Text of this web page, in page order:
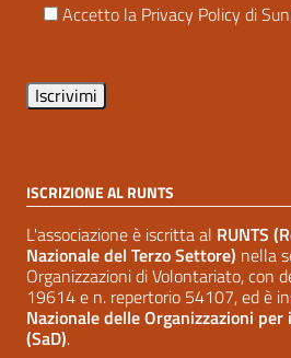
Accetto la Privacy Policy di
ISCRIZIONE AL RUNTS
L'associazione è iscritta al RUNTS
Nazionale del Terzo Settore) nella
Organizzazioni di Volontariato, con
19614 e n. repertorio 54107, ed è
Nazionale delle Organizzazioni
(SaD).